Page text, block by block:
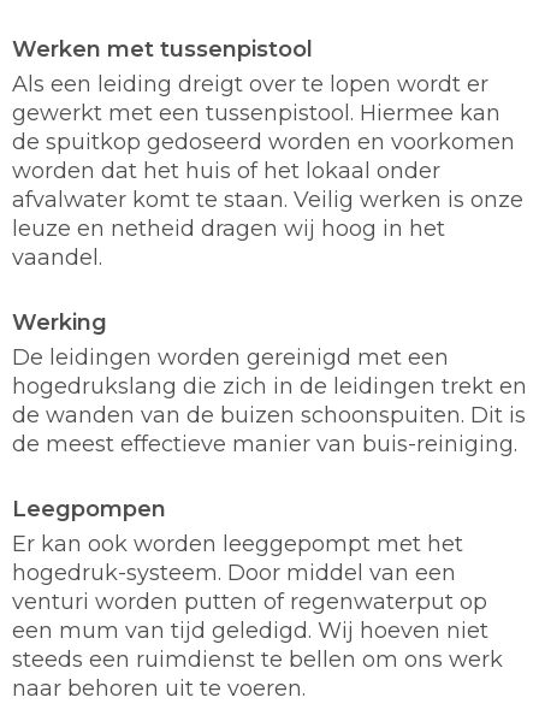
Werken met tussenpistool
Als een leiding dreigt over te lopen wordt er
gewerkt met een tussenpistool. Hiermee kan
de spuitkop gedoseerd worden en voorkomen
worden dat het huis of het lokaal onder
afvalwater komt te staan. Veilig werken is onze
leuze en netheid dragen wij hoog in het
vaandel.
Werking
De leidingen worden gereinigd met een
hogedrukslang die zich in de leidingen trekt en
de wanden van de buizen schoonspuiten. Dit is
de meest effectieve manier van buis-reiniging.
Leegpompen
Er kan ook worden leeggepompt met het
hogedruk-systeem. Door middel van een
venturi worden putten of regenwaterput op
een mum van tijd geledigd. Wij hoeven niet
steeds een ruimdienst te bellen om ons werk
naar behoren uit te voeren.